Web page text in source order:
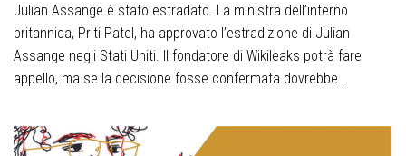
Julian Assange è stato estradato. La ministra dell’interno
britannica, Priti Patel, ha approvato l’estradizione di Julian
Assange negli Stati Uniti. Il fondatore di Wikileaks potrà fare
appello, ma se la decisione fosse confermata dovrebbe...